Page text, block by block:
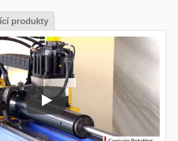
produkty
CNC ohýbací stroj na trubky